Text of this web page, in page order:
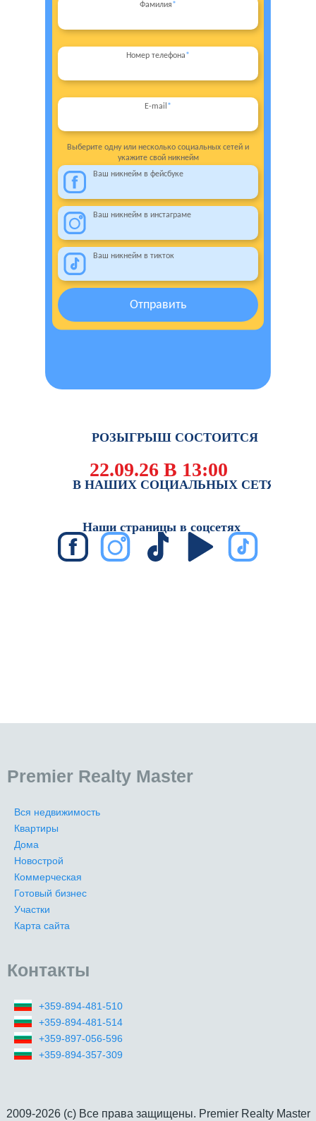
Фамилия*
Номер телефона*
E-mail *
Выберите одну или несколько социальных сетей и
укажите свой никнейм
Ваш никнейм в фейсбуке
Ваш никнейм в инстаграме
Ваш никнейм в тикток
Отправить
РОЗЫГРЫШ СОСТОИТСЯ
22.09.26 В 13:00
В НАШИХ СОЦИАЛЬНЫХ СЕТЯХ
Наши страницы в соцсетях
Premier Realty Master
Вся недвижимость
Квартиры
Дома
Новострой
Коммерческая
Готовый бизнес
Участки
Карта сайта
Контакты
+359-894-481-510
+359-894-481-514
+359-897-056-596
+359-894-357-309
2009-2026 (c) Все права защищены. Premier Realty Master